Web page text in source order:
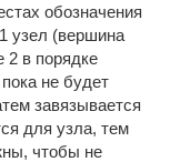
обозначения
узел (вершина
в порядке
не будет
завязывается
для узла, тем
чтобы не